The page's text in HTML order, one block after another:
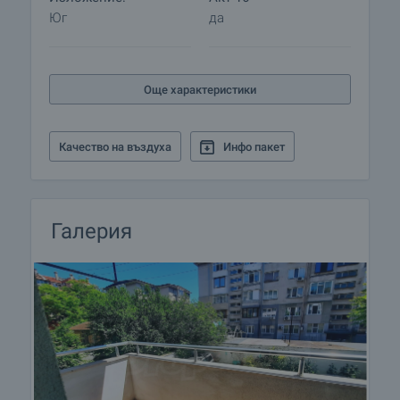
за информация и кандидатстване за кредит.
Юг
да
Още характеристики
Качество на въздуха Инфо пакет
Галерия